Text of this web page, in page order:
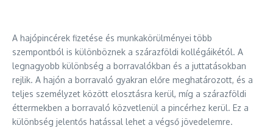
A hajópincérek fizetése és munkakörülményei több
szempontból is különböznek a szárazföldi kollégáikétól. A
legnagyobb különbség a borravalókban és a juttatásokban
rejlik. A hajón a borravaló gyakran előre meghatározott, és a
teljes személyzet között elosztásra kerül, míg a szárazföldi
éttermekben a borravaló közvetlenül a pincérhez kerül. Ez a
különbség jelentős hatással lehet a végső jövedelemre.